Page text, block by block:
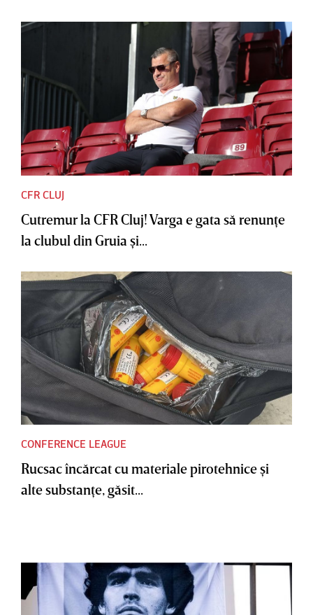
CFR CLUJ
Cutremur la CFR Cluj! Varga e gata să renunţe
la clubul din Gruia şi...
CONFERENCE LEAGUE
Rucsac încărcat cu materiale pirotehnice şi
alte substanţe, găsit...